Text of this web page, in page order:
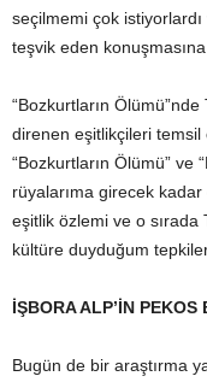
seçilmemi çok
teşvik eden
“Bozkurtların
direnen eşitlikçileri temsil
“Bozkurtların Ölümü” ve
rüyalarıma girecek
eşitlik özlemi ve o sırada
kültüre duyduğum
İŞBORA ALP’İN PEKOS
Bugün de bir araştırma